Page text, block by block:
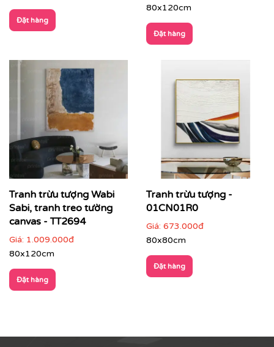
👉 Gợi ý phối hợp:
Chọn tranh cótông màu liên kết với nội thất
thảm, ánh sáng)
Treo tranh khổ lớn hoặc bộ tranh để tạo ấn tượng
mạnh
Không gian nên tối giản để tranh trở thành tâm
điểm
Đặt hàng
80x120cm
Đặt hàng
Tranh trừu tượng Wabi
Sabi, tranh treo tường
canvas - TT2694
Giá: 1.009.000đ
80x120cm
Đặt hàng
Tranh trừu tượng -
01CN01R0
Giá: 673.000đ
80x80cm
Đặt hàng